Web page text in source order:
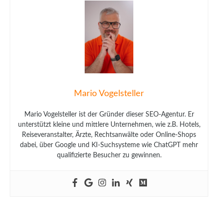
Mario Vogelsteller
Mario Vogelsteller ist der Gründer dieser SEO-Agentur. Er
unterstützt kleine und mittlere Unternehmen, wie z.B. Hotels,
Reiseveranstalter, Ärzte, Rechtsanwälte oder Online-Shops
dabei, über Google und KI-Suchsysteme wie ChatGPT mehr
qualifizierte Besucher zu gewinnen.